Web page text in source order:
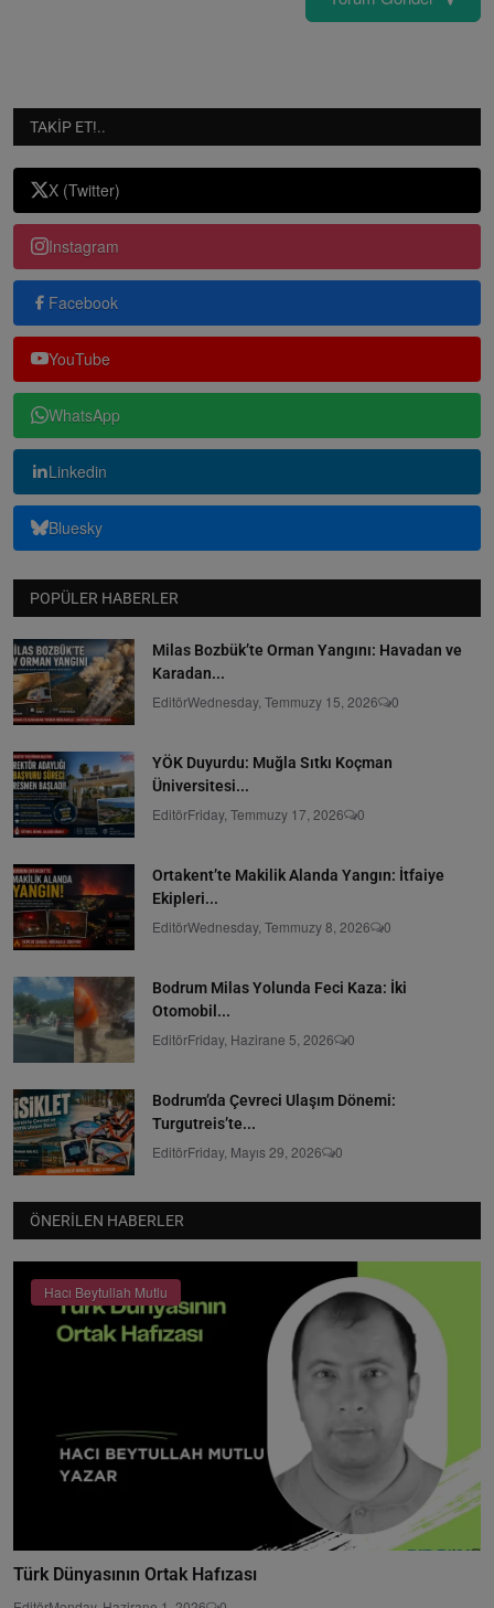
TAKIP ET!..
X (Twitter)
Instagram
Facebook
YouTube
WhatsApp
Linkedin
Bluesky
POPÜLER HABERLER
Milas Bozbük’te Orman Yangını: Havadan ve
Karadan...
EditörWednesday, Temmuzy 15, 2026 0
YÖK Duyurdu: Muğla Sıtkı Koçman
Üniversitesi...
EditörFriday, Temmuzy 17, 2026 0
Ortakent’te Makilik Alanda Yangın: İtfaiye
Ekipleri...
EditörWednesday, Temmuzy 8, 2026 0
Bodrum Milas Yolunda Feci Kaza: İki
Otomobil...
EditörFriday, Hazirane 5, 2026 0
Bodrum’da Çevreci Ulaşım Dönemi:
Turgutreis’te...
EditörFriday, Mayıs 29, 2026 0
ÖNERILEN HABERLER
Hacı Beytullah Mutlu
Türk Dünyasının Ortak Hafızası